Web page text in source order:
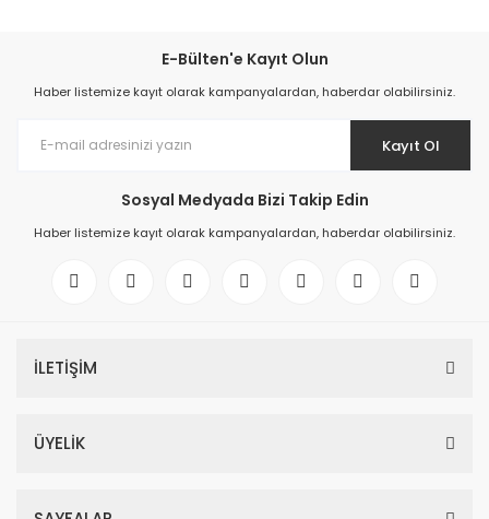
E-Bülten'e Kayıt Olun
Haber listemize kayıt olarak kampanyalardan, haberdar olabilirsiniz.
Kayıt Ol
Sosyal Medyada Bizi Takip Edin
Haber listemize kayıt olarak kampanyalardan, haberdar olabilirsiniz.
İLETİŞİM
ÜYELİK